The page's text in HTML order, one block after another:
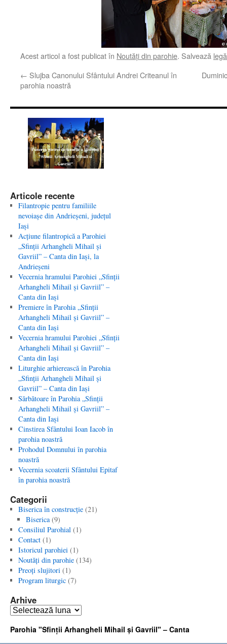
Acest articol a fost publicat în Noutăţi din parohie. Salvează
← Slujba Canonului Sfântului Andrei Criteanul în
parohia noastră
Articole recente
Filantropie pentru familiile
nevoiaşe din Andrieşeni, judeţul
Iaşi
Acţiune filantropică a Parohiei
„Sfinţii Arhangheli Mihail şi
Gavriil” – Canta din Iaşi, la
Andrieşeni
Vecernia hramului Parohiei „Sfinţii
Arhangheli Mihail şi Gavriil” –
Canta din Iaşi
Premiere în Parohia „Sfinţii
Arhangheli Mihail şi Gavriil” –
Canta din Iaşi
Vecernia hramului Parohiei „Sfinţii
Arhangheli Mihail şi Gavriil” –
Canta din Iaşi
Liturghie arhierească în Parohia
„Sfinţii Arhangheli Mihail şi
Gavriil” – Canta din Iaşi
Sărbătoare în Parohia „Sfinţii
Arhangheli Mihail şi Gavriil” –
Canta din Iaşi
Cinstirea Sfântului Ioan Iacob în
parohia noastră
Prohodul Domnului în parohia
noastră
Vecernia scoaterii Sfântului Epitaf
în parohia noastră
Categorii
Biserica în construcţie(21)
Biserica(9)
Consiliul Parohial(1)
Contact(1)
Istoricul parohiei(1)
Noutăţi din parohie(134)
Preoţi slujitori(1)
Program liturgic(7)
Arhive
Arhive
Parohia "Sfinţii Arhangheli Mihail şi Gavriil" – Canta